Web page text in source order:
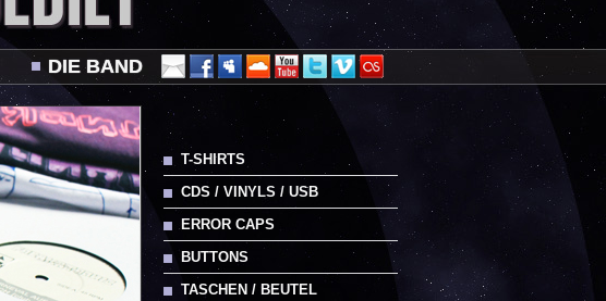
DIE BAND
T-SHIRTS
CDS / VINYLS / USB
ERROR CAPS
BUTTONS
TASCHEN / BEUTEL